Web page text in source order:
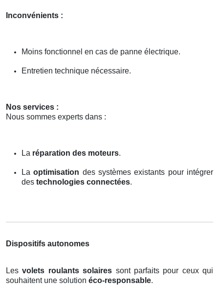
Inconvénients :
Moins fonctionnel en cas de panne électrique.
Entretien technique nécessaire.
Nos services :
Nous sommes experts dans :
La réparation des moteurs.
Laoptimisation des systèmes existants pour intégrer
des technologies connectées.
Dispositifs autonomes
Lesvolets roulants solaires sont parfaits pour ceux qui
souhaitent une solution éco-responsable.